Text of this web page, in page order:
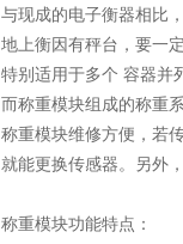
与现成的电子衡器相比
地上衡因有秤台，要一
特别适用于多个 容器并
而称重模块组成的称重
称重模块维修方便，若
就能更换传感器。另外
称重模块功能特点：